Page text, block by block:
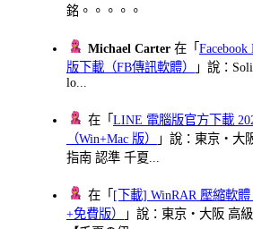
銘。。。。。
Michael Carter 在「Facebook
版下載（FB傳訊軟體）
」說：
lo...
在「LINE 電腦版官方下載
（Win+Mac 版）
」說：東京・大
指南 認準 千夏...
在「 [下載] WinRAR 壓縮軟
+免費版）
」說：東京・大阪 高